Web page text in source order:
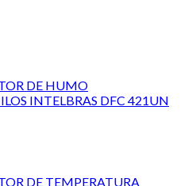
DE HUMO
INTELBRAS DFC 421UN
DE TEMPERATURA